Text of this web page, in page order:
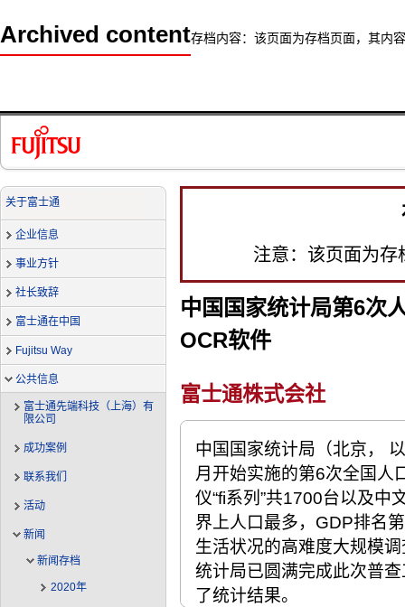
Archived content存档内容：该页面为存档页面，其内
关于富士通
企业信息
事业方针
社长致辞
富士通在中国
Fujitsu Way
公共信息
富士通先端科技（上海）有
限公司
成功案例
联系我们
活动
新闻
新闻存档
2020年
注意：该页面为
中国国家统计局第6次
OCR软件
富士通株式会社
中国国家统计局（北京，
月开始实施的第6次全国人
仪“fi系列”共1700台以及中
界上人口最多，GDP排名
生活状况的高难度大规模
统计局已圆满完成此次普
了统计结果。